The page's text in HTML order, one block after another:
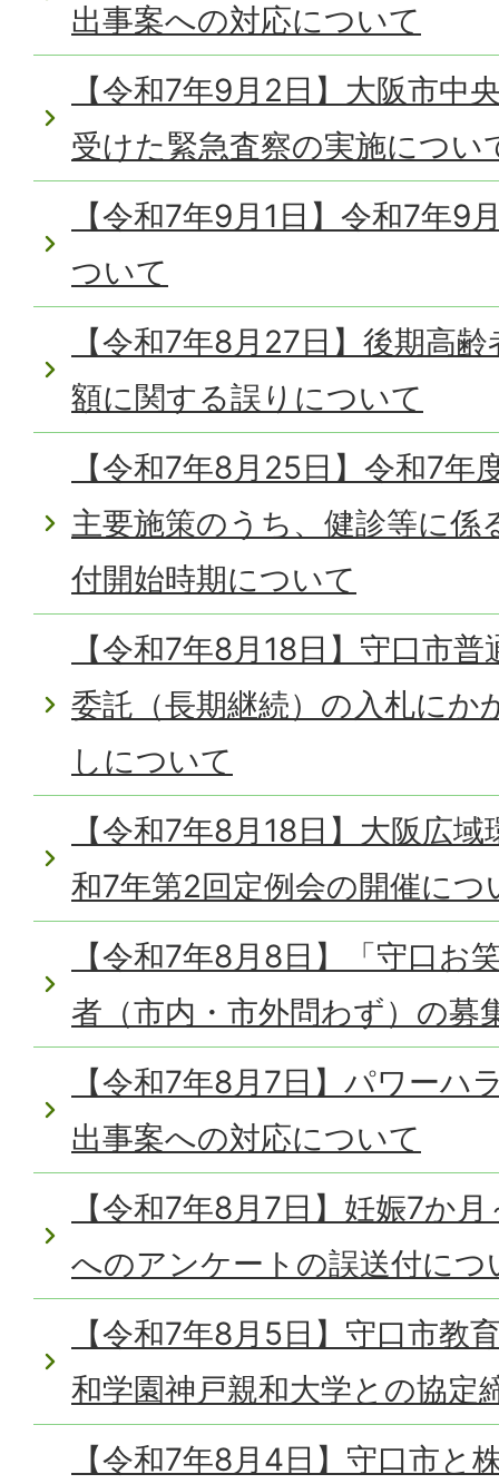
出事案への対応について
【令和7年9月2日】大阪市中
受けた緊急査察の実施につい
【令和7年9月1日】令和7年9
ついて
【令和7年8月27日】後期高
額に関する誤りについて
【令和7年8月25日】令和7年
主要施策のうち、健診等に係
付開始時期について
【令和7年8月18日】守口市
委託（長期継続）の入札にか
しについて
【令和7年8月18日】大阪広
和7年第2回定例会の開催につ
【令和7年8月8日】「守口お
者（市内・市外問わず）の募
【令和7年8月7日】パワーハ
出事案への対応について
【令和7年8月7日】妊娠7か
へのアンケートの誤送付につ
【令和7年8月5日】守口市教
和学園神戸親和大学との協定
【令和7年8月4日】守口市と